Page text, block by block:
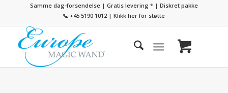
Samme dag-forsendelse | Gratis levering *| Diskret pakke
📞 +45 5190 1012 |Klikk her for støtte